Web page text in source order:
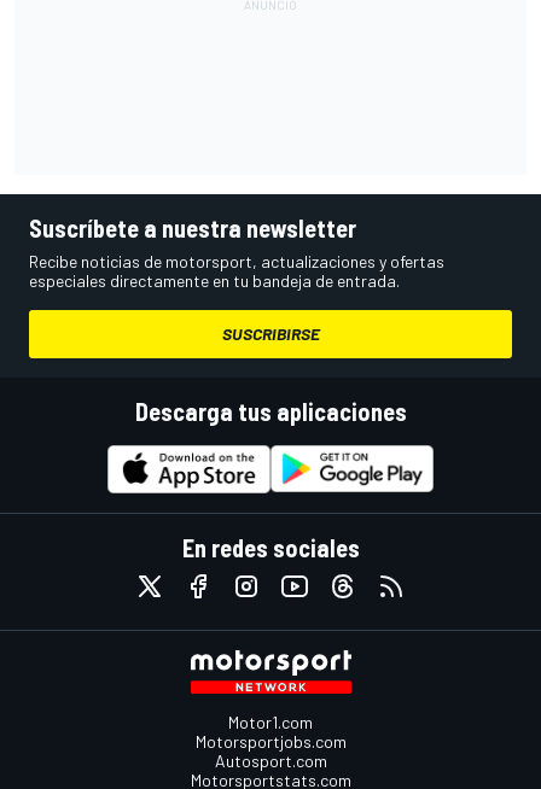
Suscríbete a nuestra newsletter
Recibe noticias de motorsport, actualizaciones y ofertas
especiales directamente en tu bandeja de entrada.
SUSCRIBIRSE
Descarga tus aplicaciones
En redes sociales
Motor1.com
Motorsportjobs.com
Autosport.com
Motorsportstats.com